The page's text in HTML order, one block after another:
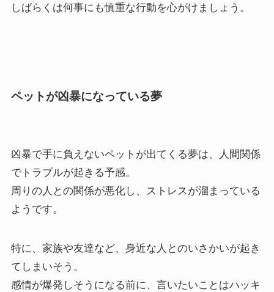
しばらくは何事にも慎重な行動を心がけましょう。
ペットが凶暴になっている夢
凶暴で手に負えないペットが出てくる夢は、人間関係
でトラブルが起きる予感。
周りの人との関係が悪化し、ストレスが溜まっている
ようです。
特に、家族や友達など、身近な人とのいさかいが起き
てしまいそう。
感情が爆発しそうになる前に、言いたいことはハッキ